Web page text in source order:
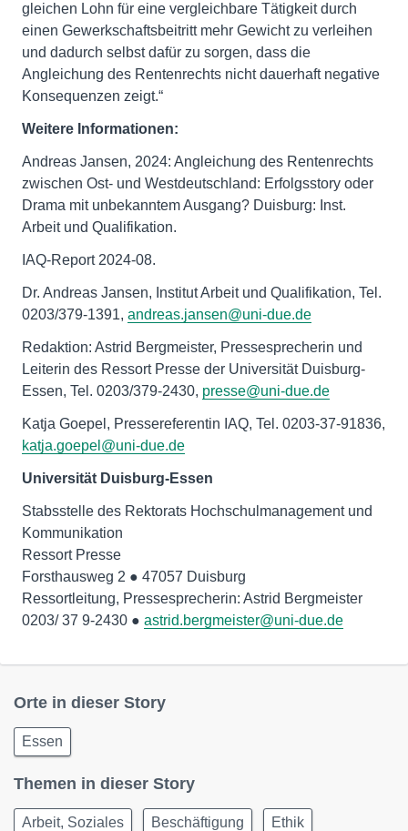
gleichen Lohn für eine vergleichbare Tätigkeit durch
einen Gewerkschaftsbeitritt mehr Gewicht zu verleihen
und dadurch selbst dafür zu sorgen, dass die
Angleichung des Rentenrechts nicht dauerhaft negative
Konsequenzen zeigt.“
Weitere Informationen:
Andreas Jansen, 2024: Angleichung des Rentenrechts
zwischen Ost- und Westdeutschland: Erfolgsstory oder
Drama mit unbekanntem Ausgang? Duisburg: Inst.
Arbeit und Qualifikation.
IAQ-Report 2024-08.
Dr. Andreas Jansen, Institut Arbeit und Qualifikation, Tel.
0203/379-1391, andreas.jansen@uni-due.de
Redaktion: Astrid Bergmeister, Pressesprecherin und
Leiterin des Ressort Presse der Universität Duisburg-
Essen, Tel. 0203/379-2430, presse@uni-due.de
Katja Goepel, Pressereferentin IAQ, Tel. 0203-37-91836,
katja.goepel@uni-due.de
Universität Duisburg-Essen
Stabsstelle des Rektorats Hochschulmanagement und
Kommunikation
Ressort Presse
Forsthausweg 2 ● 47057 Duisburg
Ressortleitung, Pressesprecherin: Astrid Bergmeister
0203/ 37 9-2430 ● astrid.bergmeister@uni-due.de
Orte in dieser Story
Essen
Themen in dieser Story
Arbeit, Soziales Beschäftigung Ethik